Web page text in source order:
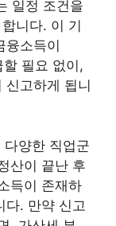
일정 조건을
니다. 이 기
융소득이
필요 없이,
신고하게 됩니
양한 직업군
산이 끝난 후
득이 존재하
다. 만약 신고